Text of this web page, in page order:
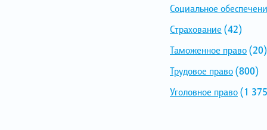
Социальное
Страхование (42)
Таможенное право(20)
Трудовое право(800)
Уголовное право(1